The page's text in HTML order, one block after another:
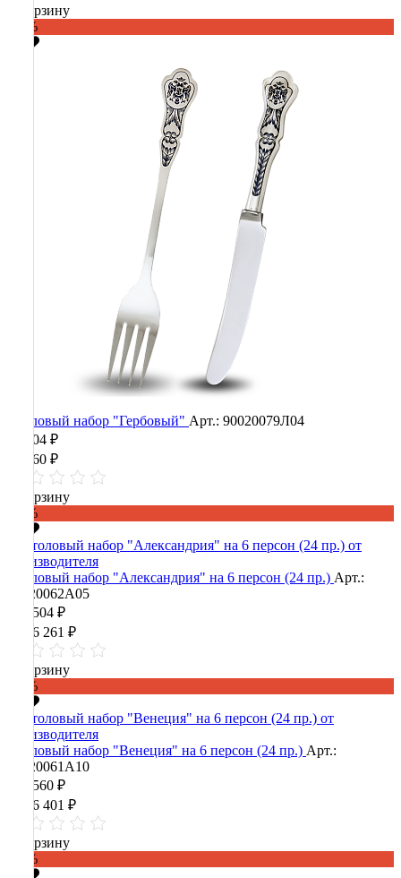
В корзину
-60%
Столовый набор "Гербовый" Арт.: 90020079Л04
36 904 ₽
92 260 ₽
В корзину
-60%
Столовый набор "Александрия" на 6 персон (24 пр.) Арт.:
90020062А05
474 504 ₽
1 186 261 ₽
В корзину
-60%
Столовый набор "Венеция" на 6 персон (24 пр.) Арт.:
90020061А10
442 560 ₽
1 106 401 ₽
В корзину
-60%